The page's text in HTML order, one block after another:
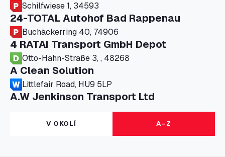
Schilfwiese 1, 34593
24-TOTAL Autohof Bad Rappenau
Buchäckerring 40, 74906
4 RATAI Transport GmbH Depot
Otto-Hahn-Straße 3, , 48268
A Clean Solution
Littlefair Road, HU9 5LP
A.W Jenkinson Transport Ltd
Progress House, ME11 5GA
A+G Nettetal - Depot Parking
Am Panneschopp 7, 41334
V OKOLÍ A–Z